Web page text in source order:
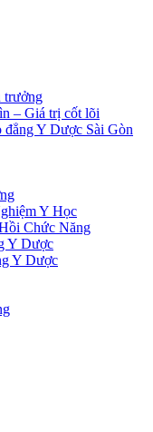
trưởng
– Giá trị cốt lõi
đẳng Y Dược Sài Gòn
Y Học
Chức Năng
Y Dược
Y Dược